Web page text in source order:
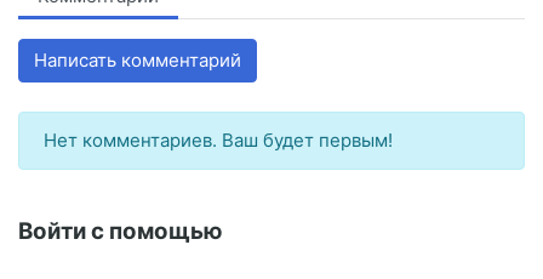
Написать комментарий
Нет комментариев. Ваш будет первым!
Войти с помощью